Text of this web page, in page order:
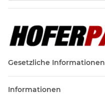
Gesetzliche Informationen
Informationen